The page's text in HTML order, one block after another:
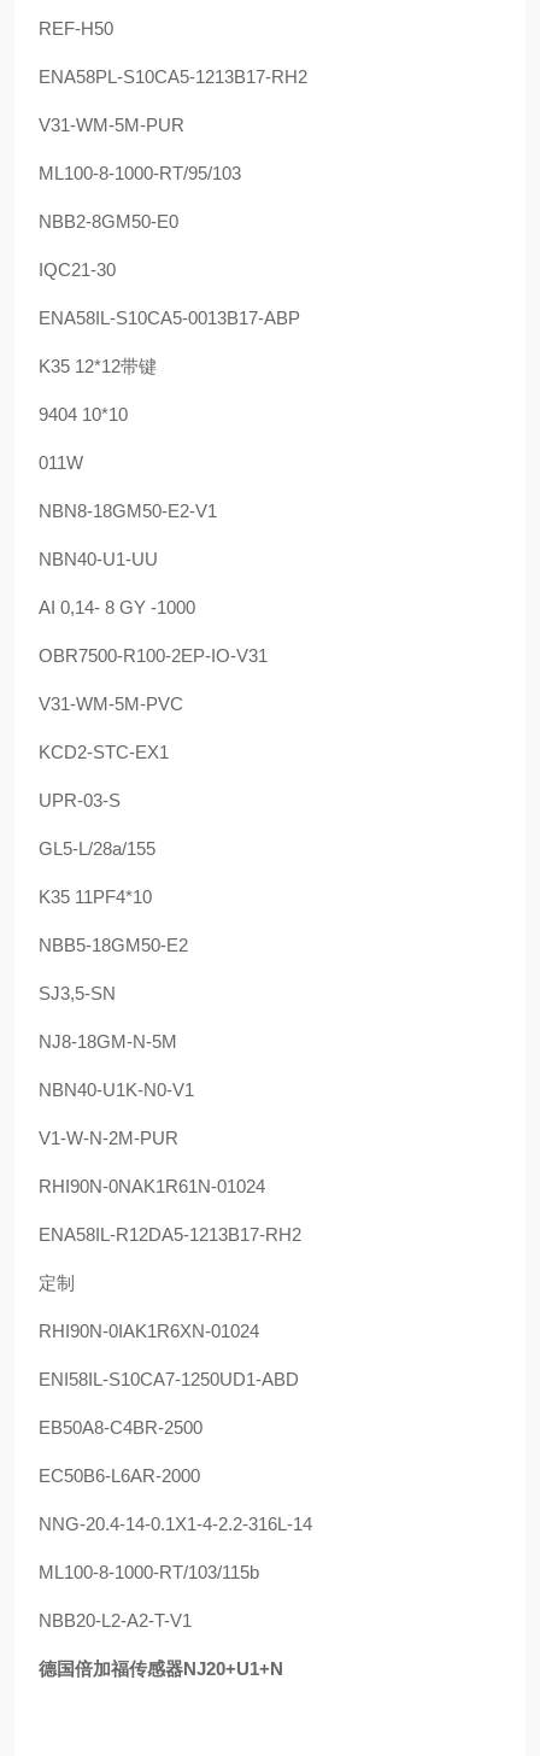
REF-H50
ENA58PL-S10CA5-1213B17-RH2
V31-WM-5M-PUR
ML100-8-1000-RT/95/103
NBB2-8GM50-E0
IQC21-30
ENA58IL-S10CA5-0013B17-ABP
K35 12*12带键
9404 10*10
011W
NBN8-18GM50-E2-V1
NBN40-U1-UU
AI 0,14- 8 GY -1000
OBR7500-R100-2EP-IO-V31
V31-WM-5M-PVC
KCD2-STC-EX1
UPR-03-S
GL5-L/28a/155
K35 11PF4*10
NBB5-18GM50-E2
SJ3,5-SN
NJ8-18GM-N-5M
NBN40-U1K-N0-V1
V1-W-N-2M-PUR
RHI90N-0NAK1R61N-01024
ENA58IL-R12DA5-1213B17-RH2
定制
RHI90N-0IAK1R6XN-01024
ENI58IL-S10CA7-1250UD1-ABD
EB50A8-C4BR-2500
EC50B6-L6AR-2000
NNG-20.4-14-0.1X1-4-2.2-316L-14
ML100-8-1000-RT/103/115b
NBB20-L2-A2-T-V1
德国倍加福传感器NJ20+U1+N